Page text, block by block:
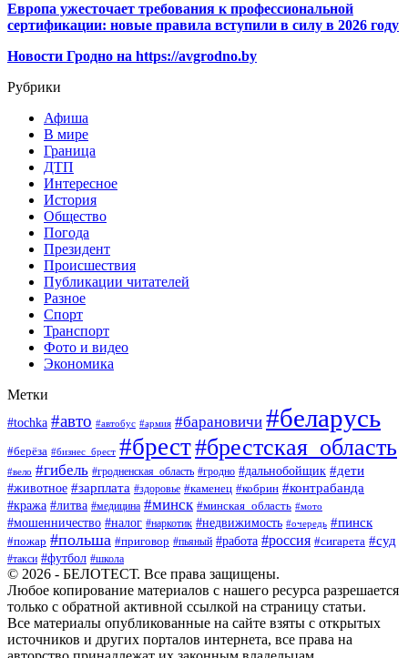
Европа ужесточает требования к профессиональной
сертификации: новые правила вступили в силу в 2026 году
Новости Гродно на https://avgrodno.by
Рубрики
Афиша
В мире
Граница
ДТП
Интересное
История
Общество
Погода
Президент
Происшествия
Публикации читателей
Разное
Спорт
Транспорт
Фото и видео
Экономика
Метки
#tochka #авто #автобус #армия #барановичи #беларусь
#берёза #бизнес_брест #брест#брестская_область
#вело #гибель #гродненская_область #гродно #дальнобойщик #дети
#животное #зарплата #здоровье #каменец #кобрин #контрабанда
#кража #литва #медицина #минск #минская_область #мото
#мошенничество #налог #наркотик #недвижимость #очередь #пинск
#пожар #польша #приговор #пьяный #работа #россия #сигарета #суд
#такси #футбол #школа
© 2026 - БЕЛОТЕСТ. Все права защищены.
Любое копирование материалов с нашего ресурса разрешается
только с обратной активной ссылкой на страницу статьи.
Все материалы опубликованные на сайте взяты с открытых
источников и других порталов интернета, все права на